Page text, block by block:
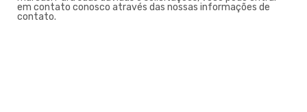
em contato conosco através das nossas informações de
contato.